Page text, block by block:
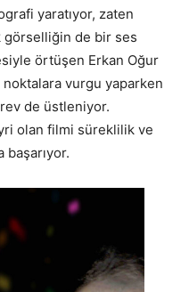
yaratıyor, zaten
görselliğin de bir ses
örtüşen Erkan Oğur
vurgu yaparken
de üstleniyor.
olan filmi süreklilik ve